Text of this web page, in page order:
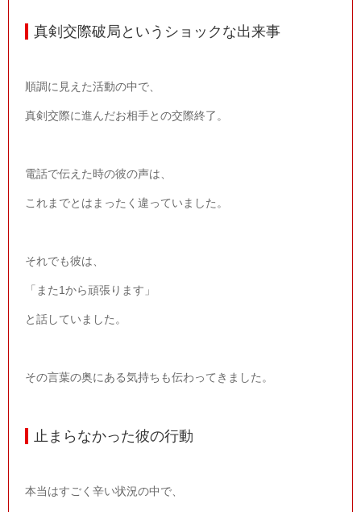
真剣交際破局というショックな出来事
順調に見えた活動の中で、
真剣交際に進んだお相手との交際終了。
電話で伝えた時の彼の声は、
これまでとはまったく違っていました。
それでも彼は、
「また1から頑張ります」
と話していました。
その言葉の奥にある気持ちも伝わってきました。
止まらなかった彼の行動
本当はすごく辛い状況の中で、